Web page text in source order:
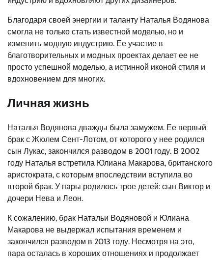
Благодаря своей энергии и таланту Наталья Водянова
смогла не только стать известной моделью, но и
изменить модную индустрию. Ее участие в
благотворительных и модных проектах делает ее не
просто успешной моделью, а истинной иконой стиля и
вдохновением для многих.
Личная жизнь
Наталья Водянова дважды была замужем. Ее первый
брак с Жюлем Сент-Лотом, от которого у нее родился
сын Лукас, закончился разводом в 2001 году. В 2002
году Наталья встретила Юлиана Макарова, британского
аристократа, с которым впоследствии вступила во
второй брак. У пары родилось трое детей: сын Виктор и
дочери Нева и Леон.
К сожалению, брак Натальи Водяновой и Юлиана
Макарова не выдержал испытания временем и
закончился разводом в 2013 году. Несмотря на это,
пара осталась в хороших отношениях и продолжает